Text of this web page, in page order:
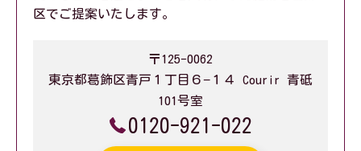
区でご提案いたします。
〒125-0062
東京都葛飾区青戸１丁目６−１４ Courir 青砥
101号室
0120-921-022